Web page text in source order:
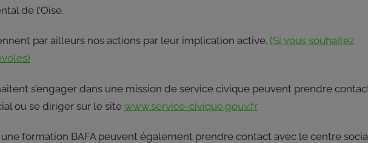
de l’Oise.
par ailleurs nos actions par leur implication active. (Si vous souhaitez
s’engager dans une mission de service civique peuvent prendre
ou se diriger sur le sitewww.service-civique.gouv.fr
formation BAFA peuvent également prendre contact avec le centre